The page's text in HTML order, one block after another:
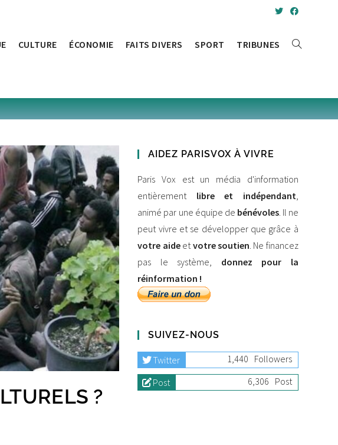
CULTURE ÉCONOMIE FAITS DIVERS SPORT TRIBUNES
?
AIDEZ PARISVOX À VIVRE
Paris Vox est un média d'information
entièrement libre et indépendant,
animé par une équipe de bénévoles. Il ne
peut vivre et se développer que grâce à
votre aideetvotre soutien. Ne financez
pas le système, donnez pour la
réinformation !
SUIVEZ-NOUS
Twitter 1,440 Followers
Post
6,306 Post